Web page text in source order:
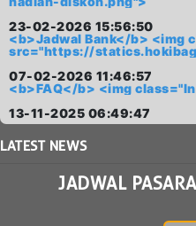
23-02-2026 15:56:50
<b>Jadwal Bank</b> <img
src="https://
07-02-2026 11:46:57
<b>FAQ</b> <img
13-11-2025 06:49:47
LATESTNEWS
JADWAL